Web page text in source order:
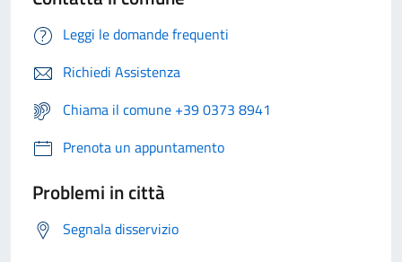
Leggi le domande frequenti
Richiedi Assistenza
Chiama il comune +39 0373 8941
Prenota un appuntamento
Problemi in città
Segnala disservizio